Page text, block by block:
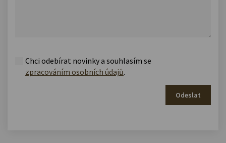
Chci odebírat novinky a souhlasím se
zpracováním osobních údajů.
Odeslat